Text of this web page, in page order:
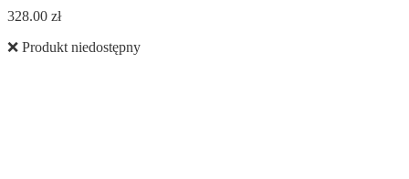
328.00 zł
❌ Produkt niedostępny